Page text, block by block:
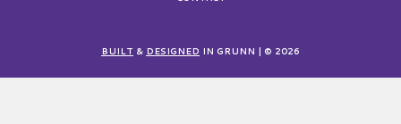
BUILT & DESIGNED IN GRUNN | © 2026